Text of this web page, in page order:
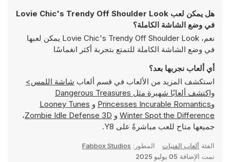
هل يمكن لعب Lovie Chic's Trendy Off Shoulder Look
في وضع الشاشة الكاملة؟
نعم، Lovie Chic's Trendy Off Shoulder Look يمكن لعبها
في وضع الشاشة الكاملة للتمتع بتجربة أكثر انغماسًا
أي ألعاب نجربها بعد؟
استكشف المزيد من الألعاب في قسم ألعاب شاشة اللمس>
واكتشف ألعابًا شهيرة مثل Dangerous Treasures
وPrincesses Incurable Romantics و Looney Tunes
Winter Spot the Difference و Zombie Idle Defense 3D،
جميعها متاح للعب مباشرةً على Y8.
الفئة ألعاب الفتيات المطور: Fabbox Studios
تمت الإضافة 05 يوليو 2025